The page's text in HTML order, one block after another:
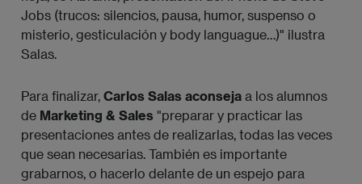
Jobs (trucos: silencios, pausa, humor, suspenso o
misterio, gesticulación y body languague…)" ilustra
Salas.
Para finalizar, Carlos Salas aconseja a los alumnos
de Marketing & Sales "preparar y practicar las
presentaciones antes de realizarlas, todas las veces
que sean necesarias. También es importante
grabarnos, o hacerlo delante de un espejo para